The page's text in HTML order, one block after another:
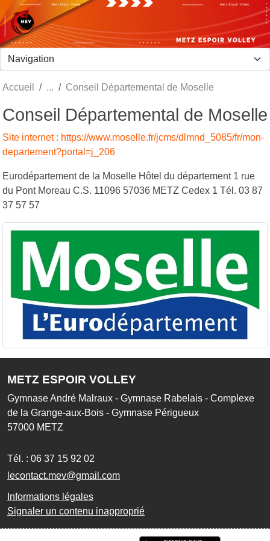
Accueil Conseil Départemental de Moselle
Conseil Départemental de Moselle
Site internet : https://www.moselle.fr/jcms/dlmnd_5085/fr/mon-
departement?portal=j_206
Eurodépartement de la Moselle Hôtel du département 1 rue
du Pont Moreau C.S. 11096 57036 METZ Cedex 1 Tél. 03 87
37 57 57
METZ ESPOIR VOLLEY
Gymnase André Malraux - Gymnase Rabelais - Complexe
de la Grange-aux-Bois - Gymnase Périgueux
57000 METZ
Tél. : 06 37 15 92 02
lecontact.mev@gmail.com
Informations légales
Signaler un contenu inapproprié
Panneau de gestion des cookies